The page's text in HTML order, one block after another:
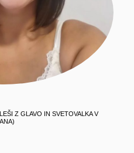
Z GLAVO IN SVETOVALKA V